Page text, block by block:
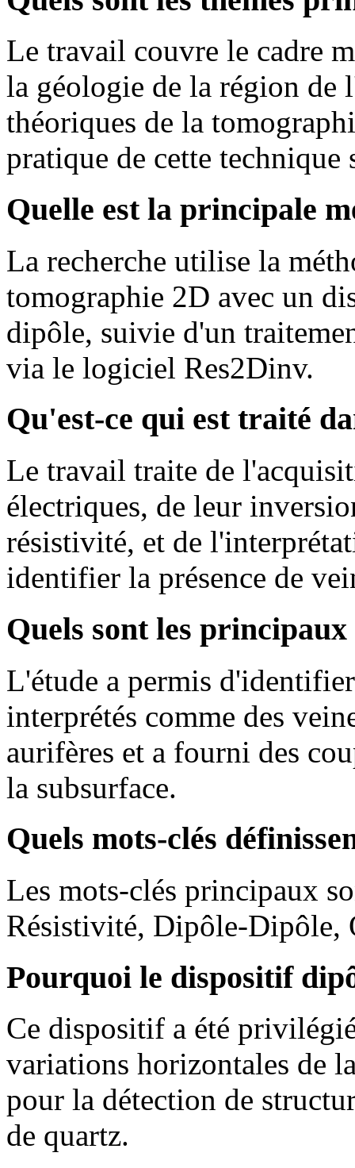
Le travail couvre le cadre
la géologie de la région de
théoriques de la
pratique de cette technique
Quelle est la principale
La recherche utilise la
tomographie 2D avec un
dipôle, suivie d'un
via le logiciel Res2Dinv.
Qu'est-ce qui est traité
Le travail traite de
électriques, de leur
résistivité, et de
identifier la présence de
Quels sont les
L'étude a permis
interprétés comme des
aurifères et a fourni des
la subsurface.
Quels mots-clés
Les mots-clés principaux
Résistivité, Dipôle-Dipôle,
Pourquoi le dispositif
Ce dispositif a été
variations horizontales de
pour la détection de
de quartz.